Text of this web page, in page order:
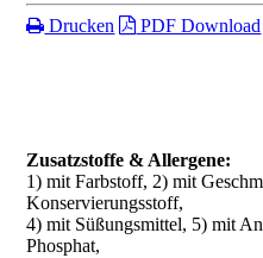
Drucken PDF Download
Zusatzstoffe & Allergene:
1) mit Farbstoff, 2) mit
Konservierungsstoff,
4) mit Süßungsmittel, 5) mit
Phosphat,